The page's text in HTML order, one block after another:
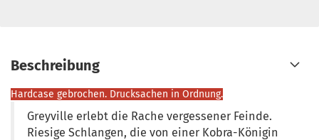
Beschreibung
Hardcase gebrochen. Drucksachen in Ordnung.
Greyville erlebt die Rache vergessener Feinde.
Riesige Schlangen, die von einer Kobra-Königin